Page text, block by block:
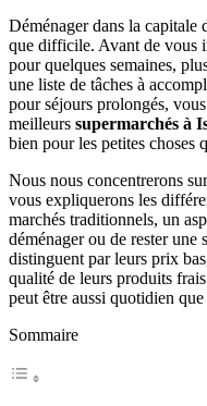
Déménager dans la capitale
que difficile. Avant de vous
pour quelques semaines,
une liste de tâches à
pour séjours prolongés,
meilleurs supermarchés à
bien pour les petites choses
Nous nous concentrerons
vous expliquerons les
marchés traditionnels, un
déménager ou de rester une
distinguent par leurs prix
qualité de leurs produits
peut être aussi quotidien
Sommaire